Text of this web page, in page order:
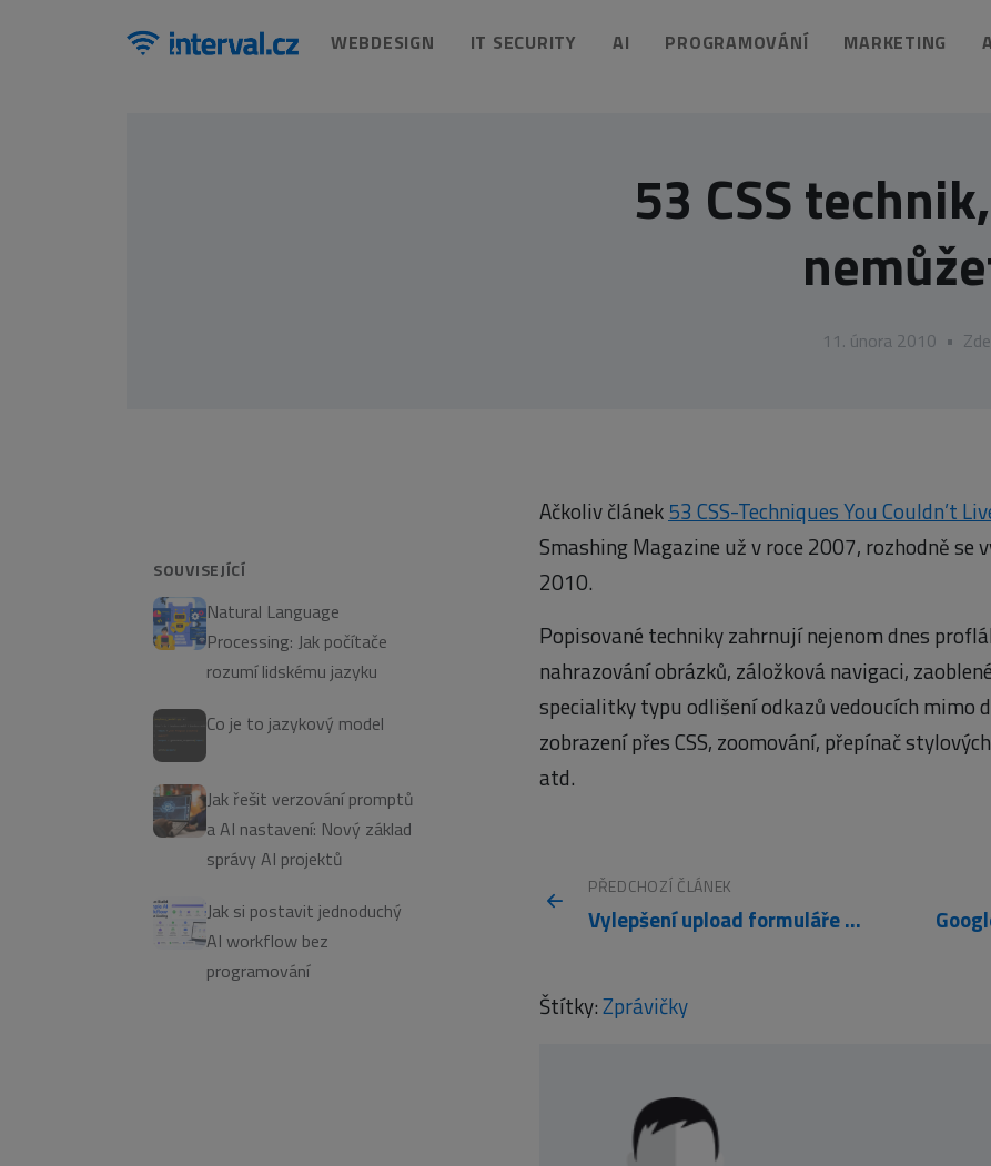
WEBDESIGN IT SECURITY AI PROGRAMOVÁNÍ MARKETING
53 CSS
11. února 2010 •
SOUVISEJÍCÍ
Natural Language
Processing: Jak počítače
rozumí lidskému jazyku
Co je to jazykový model
Jak řešit verzování promptů
a AI nastavení: Nový základ
správy AI projektů
Jak si postavit jednoduchý
AI workflow bez
programování
Ačkoliv článek 53 CSS-Techniques You Couldn’t
Smashing Magazine už v roce 2007, rozhodně se
2010.
Popisované techniky zahrnují nejenom dnes
nahrazování obrázků, záložková navigaci,
specialitky typu odlišení odkazů vedoucích mimo
zobrazení přes CSS, zoomování, přepínač
atd.
PŘEDCHOZÍ ČLÁNEK
Vylepšení upload formuláře k získání obrázku z URL
Štítky:Zprávičky